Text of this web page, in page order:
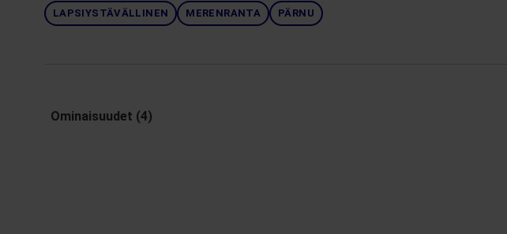
LAPSIYSTÄVÄLLINEN MERENRANTA PÄRNU
Ominaisuudet (4)